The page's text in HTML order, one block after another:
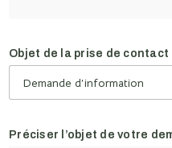
Objet de la prise de contact
Préciser l’objet de votre